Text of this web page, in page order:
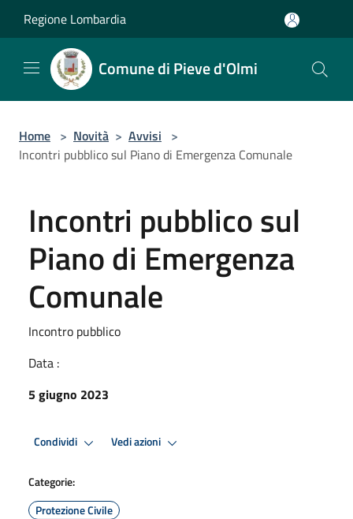
Regione Lombardia
Comune di Pieve d'Olmi
Home > Novità > Avvisi >
Incontri pubblico sul Piano di Emergenza Comunale
Incontri pubblico sul
Piano di Emergenza
Comunale
Incontro pubblico
Data :
5 giugno 2023
Condividi Vedi azioni
Categorie:
Protezione Civile